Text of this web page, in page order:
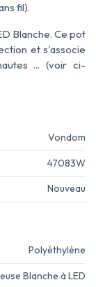
fil).
Blanche. Ce pot
et s'associe
... (voir ci-
Vondom
47083W
Nouveau
Polyéthylène
Blanche à LED